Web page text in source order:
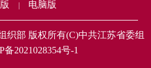
电脑版
织部 版权所有(C)中共江苏省委组
备2021028354号-1